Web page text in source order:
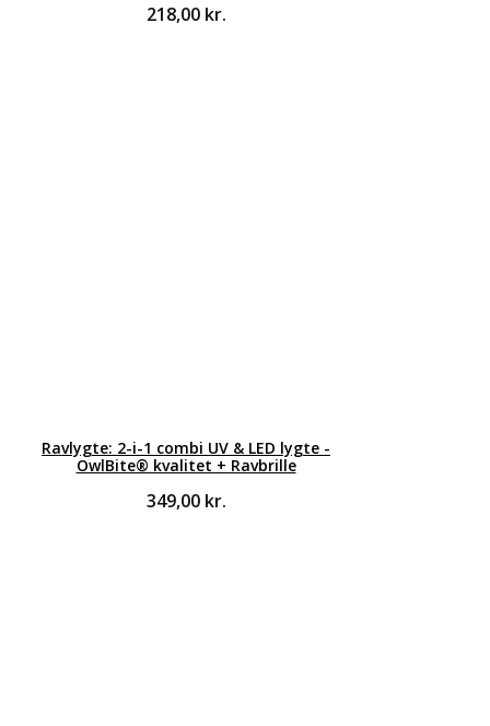
218,00 kr.
Ravlygte: 2-i-1 combi UV & LED lygte -
OwlBite® kvalitet + Ravbrille
349,00 kr.